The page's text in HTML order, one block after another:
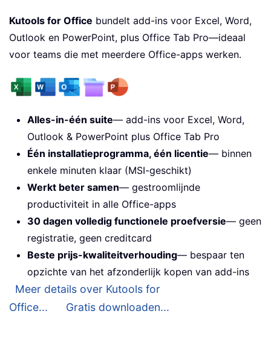
Kutools for Office bundelt add-ins voor Excel, Word,
Outlook en PowerPoint, plus Office Tab Pro—ideaal
voor teams die met meerdere Office-apps werken.
Alles-in-één suite— add-ins voor Excel, Word,
Outlook & PowerPoint plus Office Tab Pro
Één installatieprogramma, één licentie— binnen
enkele minuten klaar (MSI-geschikt)
Werkt beter samen— gestroomlijnde
productiviteit in alle Office-apps
30 dagen volledig functionele proefversie— geen
registratie, geen creditcard
Beste prijs-kwaliteitverhouding— bespaar ten
opzichte van het afzonderlijk kopen van add-ins
Meer details over Kutools for
Office...
Gratis downloaden...